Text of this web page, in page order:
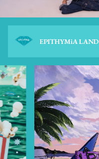
EPITHYMiA LAND